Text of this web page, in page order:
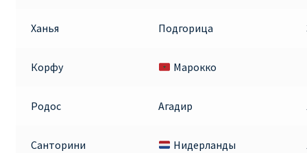
Ханья Подгорица
Корфу Марокко
Родос Агадир
Санторини Нидерланды